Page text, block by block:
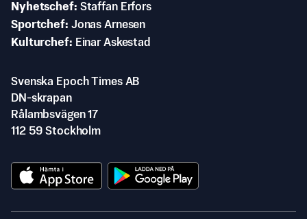
Nyhetschef Staffan Erfors
Sportchef Jonas Arnesen
Kulturchef
Einar Askestad
Svenska Epoch Times AB
DN-skrapan
Rålambsvägen 17
112 59 Stockholm